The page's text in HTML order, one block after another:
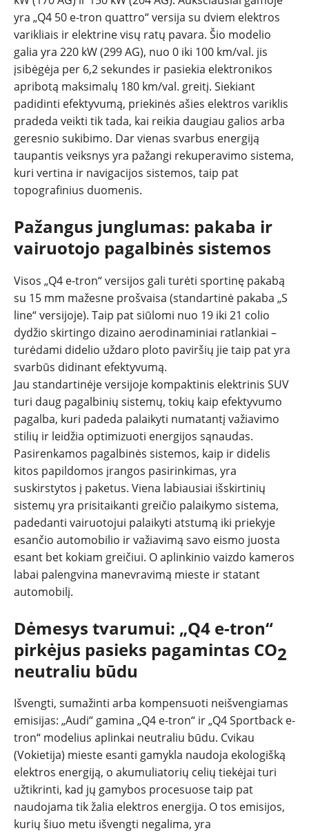
yra „Q4 50 e-tron quattro“ versija su dviem elektros
varikliais ir elektrine visų ratų pavara. Šio modelio
galia yra 220 kW (299 AG), nuo 0 iki 100 km/val. jis
įsibėgėja per 6,2 sekundes ir pasiekia elektronikos
apribotą maksimalų 180 km/val. greitį. Siekiant
padidinti efektyvumą, priekinės ašies elektros variklis
pradeda veikti tik tada, kai reikia daugiau galios arba
geresnio sukibimo. Dar vienas svarbus energiją
taupantis veiksnys yra pažangi rekuperavimo sistema,
kuri vertina ir navigacijos sistemos, taip pat
topografinius duomenis.
Pažangus junglumas: pakaba ir
vairuotojo pagalbinės sistemos
Visos „Q4 e-tron“ versijos gali turėti sportinę pakabą
su 15 mm mažesne prošvaisa (standartinė pakaba „S
line“ versijoje). Taip pat siūlomi nuo 19 iki 21 colio
dydžio skirtingo dizaino aerodinaminiai ratlankiai –
turėdami didelio uždaro ploto paviršių jie taip pat yra
svarbūs didinant efektyvumą.
Jau standartinėje versijoje kompaktinis elektrinis SUV
turi daug pagalbinių sistemų, tokių kaip efektyvumo
pagalba, kuri padeda palaikyti numatantį važiavimo
stilių ir leidžia optimizuoti energijos sąnaudas.
Pasirenkamos pagalbinės sistemos, kaip ir didelis
kitos papildomos įrangos pasirinkimas, yra
suskirstytos į paketus. Viena labiausiai išskirtinių
sistemų yra prisitaikanti greičio palaikymo sistema,
padedanti vairuotojui palaikyti atstumą iki priekyje
esančio automobilio ir važiavimą savo eismo juosta
esant bet kokiam greičiui. O aplinkinio vaizdo kameros
labai palengvina manevravimą mieste ir statant
automobilį.
Dėmesys tvarumui: „Q4 e-tron“
pirkėjus pasieks pagamintas CO2
neutraliu būdu
Išvengti, sumažinti arba kompensuoti neišvengiamas
emisijas: „Audi“ gamina „Q4 e-tron“ ir „Q4 Sportback e-
tron“ modelius aplinkai neutraliu būdu. Cvikau
(Vokietija) mieste esanti gamykla naudoja ekologišką
elektros energiją, o akumuliatorių celių tiekėjai turi
užtikrinti, kad jų gamybos procesuose taip pat
naudojama tik žalia elektros energija. O tos emisijos,
kurių šiuo metu išvengti negalima, yra